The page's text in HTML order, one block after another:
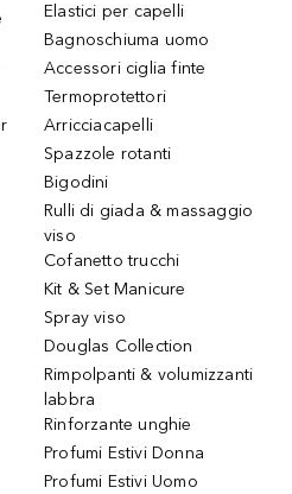
Elastici per capelli
Bagnoschiuma uomo
Accessori ciglia finte
Termoprotettori
Arricciacapelli
Spazzole rotanti
Bigodini
Rulli di giada & massaggio
viso
Cofanetto trucchi
Kit & Set Manicure
Spray viso
Douglas Collection
Rimpolpanti & volumizzanti
labbra
Rinforzante unghie
Profumi Estivi Donna
Profumi Estivi Uomo